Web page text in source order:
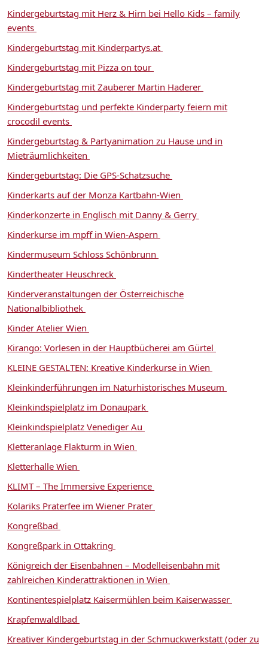
Kindergeburtstag mit Herz & Hirn bei Hello Kids – family
events
Kindergeburtstag mit Kinderpartys.at
Kindergeburtstag mit Pizza on tour
Kindergeburtstag mit Zauberer Martin Haderer
Kindergeburtstag und perfekte Kinderparty feiern mit
crocodil events
Kindergeburtstag & Partyanimation zu Hause und in
Mieträumlichkeiten
Kindergeburtstag: Die GPS-Schatzsuche
Kinderkarts auf der Monza Kartbahn-Wien
Kinderkonzerte in Englisch mit Danny & Gerry
Kinderkurse im mpff in Wien-Aspern
Kindermuseum Schloss Schönbrunn
Kindertheater Heuschreck
Kinderveranstaltungen der Österreichische
Nationalbibliothek
Kinder Atelier Wien
Kirango: Vorlesen in der Hauptbücherei am Gürtel
KLEINE GESTALTEN: Kreative Kinderkurse in Wien
Kleinkinderführungen im Naturhistorisches Museum
Kleinkindspielplatz im Donaupark
Kleinkindspielplatz Venediger Au
Kletteranlage Flakturm in Wien
Kletterhalle Wien
KLIMT – The Immersive Experience
Kolariks Praterfee im Wiener Prater
Kongreßbad
Kongreßpark in Ottakring
Königreich der Eisenbahnen – Modelleisenbahn mit
zahlreichen Kinderattraktionen in Wien
Kontinentespielplatz Kaisermühlen beim Kaiserwasser
Krapfenwaldlbad
Kreativer Kindergeburtstag in der Schmuckwerkstatt (oder zu